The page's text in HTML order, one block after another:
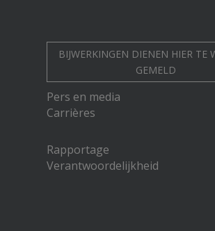
BIJWERKINGEN DIENEN HIER TE
GEMELD
Pers en media
Carrières
Rapportage
Verantwoordelijkheid